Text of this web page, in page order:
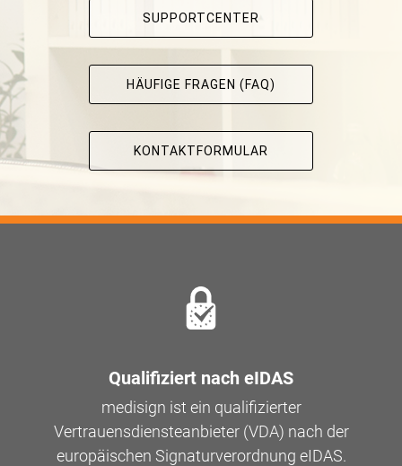
SUPPORTCENTER
HÄUFIGE FRAGEN (FAQ)
KONTAKTFORMULAR
Qualifiziert nach eIDAS
medisign ist ein qualifizierter
Vertrauensdiensteanbieter (VDA) nach der
europäischen Signaturverordnung eIDAS.